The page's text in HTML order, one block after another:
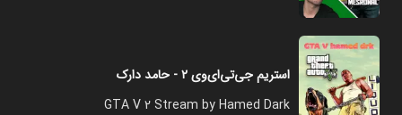
استریم جی‌تی‌ای‌وی ۲ - حامد دارک
GTA V 2 Stream by Hamed Dark